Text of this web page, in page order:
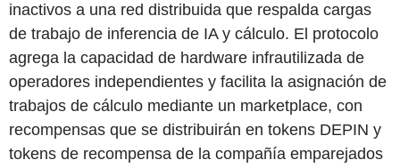
inactivos a una red distribuida que respalda cargas
de trabajo de inferencia de IA y cálculo. El protocolo
agrega la capacidad de hardware infrautilizada de
operadores independientes y facilita la asignación de
trabajos de cálculo mediante un marketplace, con
recompensas que se distribuirán en tokens DEPIN y
tokens de recompensa de la compañía emparejados